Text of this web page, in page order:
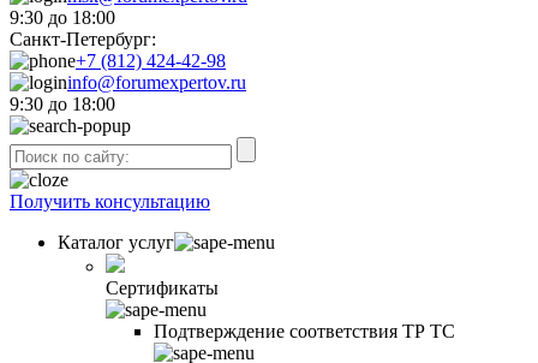
9:30 до 18:00
Санкт-Петербург:
+7 (812) 424-42-98
info@forumexpertov.ru
9:30 до 18:00
Получить консультацию
Каталог услуг
Сертификаты
Подтверждение соответствия ТР ТС